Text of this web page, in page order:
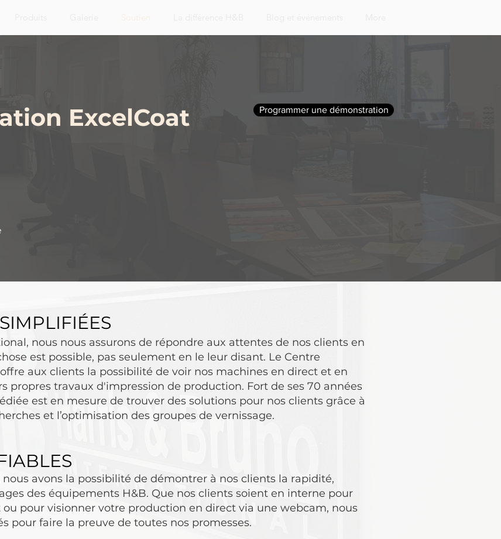
Soutien
ExcelCoat Programmer une démonstration
nous nous assurons de répondre aux attentes de nos clients en
est possible, pas seulement en le leur disant. Le Centre
aux clients la possibilité de voir nos machines en direct et en
propres travaux d'impression de production. Fort de ses 70 années
est en mesure de trouver des solutions pour nos clients grâce à
et l’optimisation des groupes de vernissage.
nous avons la possibilité de démontrer à nos clients la rapidité,
des équipements H&B. Que nos clients soient en interne pour
pour visionner votre production en direct via une webcam, nous
pour faire la preuve de toutes nos promesses.